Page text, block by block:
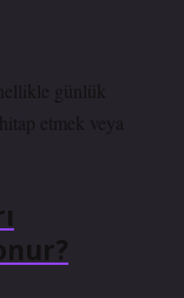
günlük
etmek veya